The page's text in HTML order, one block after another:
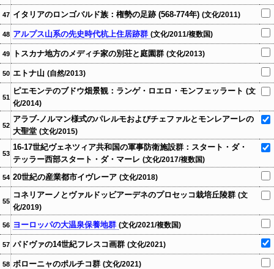
47 イタリアのロンゴバルド族：権勢の足跡 (568-774年) (文化/2011)
48 アルプス山系の先史時代杭上住居跡群 (文化/2011/複数国)
49 トスカナ地方のメディチ家の別荘と庭園群 (文化/2013)
50 エトナ山 (自然/2013)
51
ピエモンテのブドウ畑景観：ランゲ・ロエロ・モンフェッラート (文
化/2014)
52
アラブ-ノルマン様式のパレルモおよびチェファルとモンレアーレの
大聖堂 (文化/2015)
53
16-17世紀ヴェネツィア共和国の軍事防衛施設群：スタート・ダ・
テッラー西部スタート・ダ・マーレ (文化/2017/複数国)
54 20世紀の産業都市イヴレーア (文化/2018)
55
コネリアーノとヴァルドッビアーデネのプロセッコ栽培丘陵群 (文
化/2019)
56 ヨーロッパの大温泉保養地群 (文化/2021/複数国)
57 パドヴァの14世紀フレスコ画群 (文化/2021)
58 ボローニャのポルチコ群 (文化/2021)